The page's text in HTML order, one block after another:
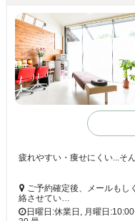
ご予約確定後、メールもし
絡させてい…
日曜日:休業日, 月曜日